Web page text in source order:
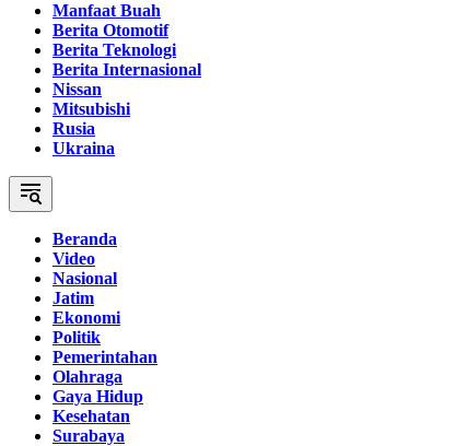
Manfaat Buah
Berita Otomotif
Berita Teknologi
Berita Internasional
Nissan
Mitsubishi
Rusia
Ukraina
Beranda
Video
Nasional
Jatim
Ekonomi
Politik
Pemerintahan
Olahraga
Gaya Hidup
Kesehatan
Surabaya